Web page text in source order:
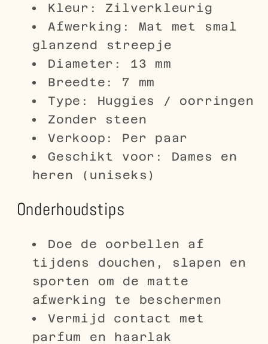
Kleur: Zilverkleurig
Afwerking: Mat met smal
glanzend streepje
Diameter: 13 mm
Breedte: 7 mm
Type: Huggies / oorringen
Zonder steen
Verkoop: Per paar
Geschikt voor: Dames en
heren (uniseks)
Onderhoudstips
Doe de oorbellen af
tijdens douchen, slapen en
sporten om de matte
afwerking te beschermen
Vermijd contact met
parfum en haarlak